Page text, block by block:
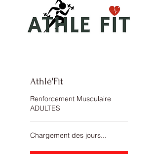
Athlé'Fit
Renforcement Musculaire
ADULTES
Chargement des jours...